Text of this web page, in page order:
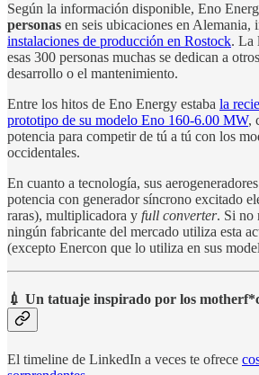
Según la información disponible, Eno
personas en seis ubicaciones en Alemania,
instalaciones de producción en Rostock. La
esas 300 personas muchas se dedican a
desarrollo o el mantenimiento.
Entre los hitos de Eno Energy estaba la
prototipo de su modelo Eno 160-6.00 MW,
potencia para competir de tú a tú con los
occidentales.
En cuanto a tecnología, sus
potencia con generador síncrono excitado
raras), multiplicadora y full converter. Si no
ningún fabricante del mercado utiliza esta
(excepto Enercon que lo utiliza en sus
💉 Un tatuaje inspirado por los
El timeline de LinkedIn a veces te ofrece